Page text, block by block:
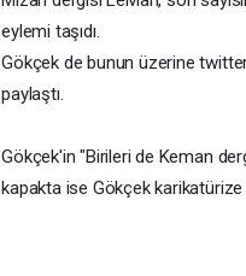
eylemi taşıdı.
Gökçek de bunun üzerine twitter
paylaştı.
Gökçek'in "Birileri de Keman
kapakta ise Gökçek